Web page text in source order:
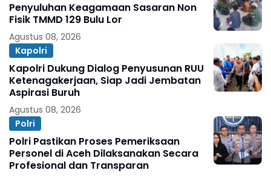
Penyuluhan Keagamaan Sasaran Non
Fisik TMMD 129 Bulu Lor
Agustus 08, 2026
Kapolri
Kapolri Dukung Dialog Penyusunan RUU
Ketenagakerjaan, Siap Jadi Jembatan
Aspirasi Buruh
Agustus 08, 2026
Polri
Polri Pastikan Proses Pemeriksaan
Personel di Aceh Dilaksanakan Secara
Profesional dan Transparan